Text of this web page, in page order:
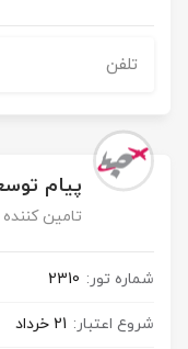
پیام
تامین
شماره تور: 2310
شروع اعتبار: 21 خرداد